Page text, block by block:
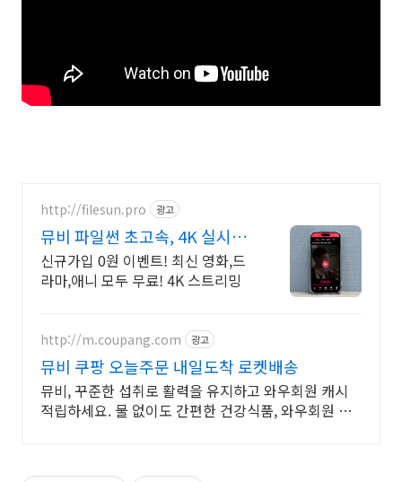
http://filesun.pro 광고
뮤비 파일썬 초고속, 4K 실시간
보기!
신규가입 0원 이벤트! 최신 영화,드
라마,애니 모두 무료! 4K 스트리밍
http://m.coupang.com 광고
뮤비 쿠팡 오늘주문 내일도착 로켓배송
뮤비, 꾸준한 섭취로 활력을 유지하고 와우회원 캐시
적립하세요. 물 없이도 간편한 건강식품, 와우회원 무